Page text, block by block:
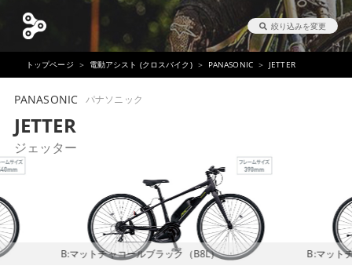
絞り込みを変更
トップページ 電動アシスト (クロスバイク) PANASONIC JETTER
B:マットチャコールブラック（B8L） B:マット
PANASONIC パナソニック
JETTER
ジェッター